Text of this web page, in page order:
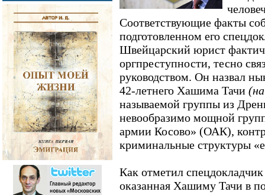
Соответствующие факты
подготовленном его
Швейцарский юрист
оргпреступности, тесно
руководством. Он назвал
42-летнего Хашима Тачи
называемой группы из
невообразимо мощной
армии Косово» (ОАК),
криминальные структуры
Как отметил
оказанная Хашиму Тачи в